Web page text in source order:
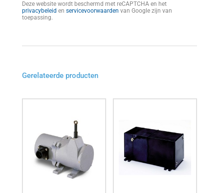
Deze website wordt beschermd met reCAPTCHA en het
privacybeleid en servicevoorwaarden van Google zijn van
toepassing.
Gerelateerde producten